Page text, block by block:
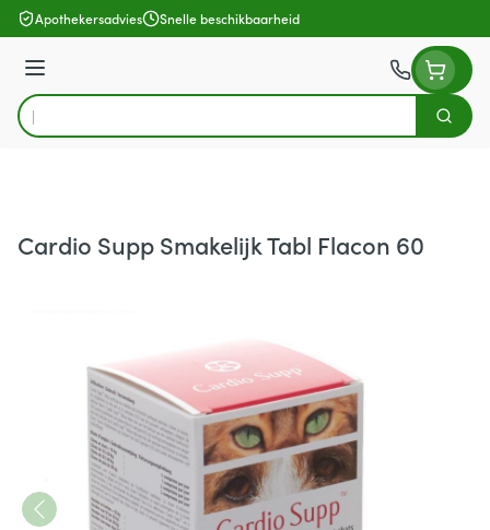
Ga naar de inhoud
Apothekersadvies Snelle beschikbaarheid
Menu
Product, merk, categorie...
Zoek
Cardio Supp Smakelijk Tabl Flacon 60